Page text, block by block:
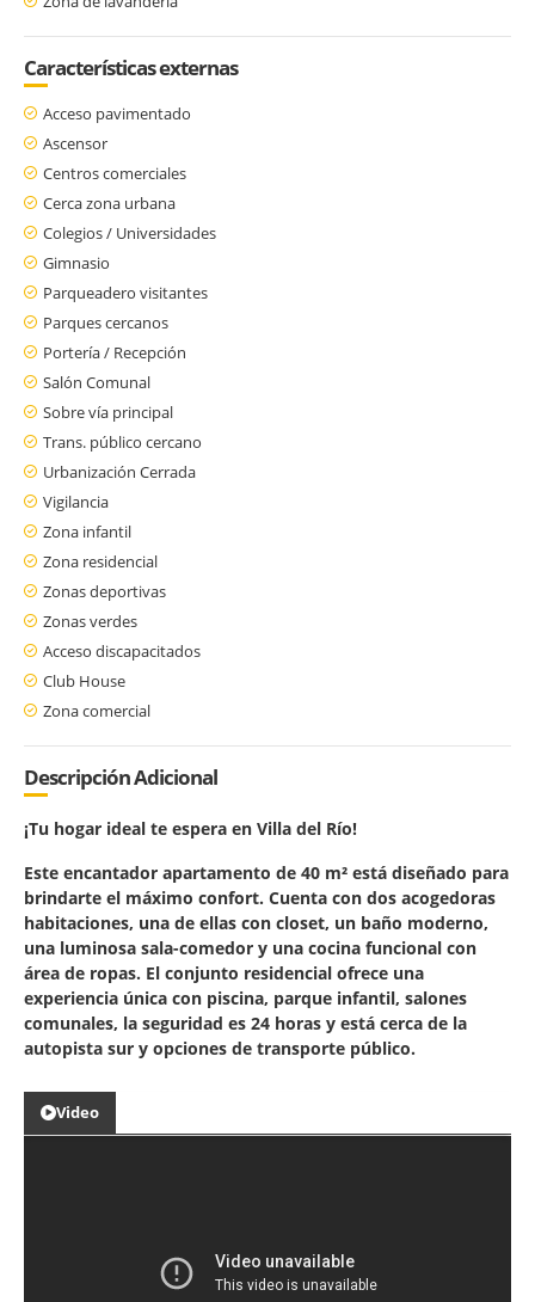
Características externas
Acceso pavimentado
Ascensor
Centros comerciales
Cerca zona urbana
Colegios / Universidades
Gimnasio
Parqueadero visitantes
Parques cercanos
Portería / Recepción
Salón Comunal
Sobre vía principal
Trans. público cercano
Urbanización Cerrada
Vigilancia
Zona infantil
Zona residencial
Zonas deportivas
Zonas verdes
Acceso discapacitados
Club House
Zona comercial
Descripción Adicional
¡Tu hogar ideal te espera en Villa del Río!
Este encantador apartamento de 40 m² está diseñado para
brindarte el máximo confort. Cuenta con dos acogedoras
habitaciones, una de ellas con closet, un baño moderno,
una luminosa sala-comedor y una cocina funcional con
área de ropas. El conjunto residencial ofrece una
experiencia única con piscina, parque infantil, salones
comunales, la seguridad es 24 horas y está cerca de la
autopista sur y opciones de transporte público.
Video